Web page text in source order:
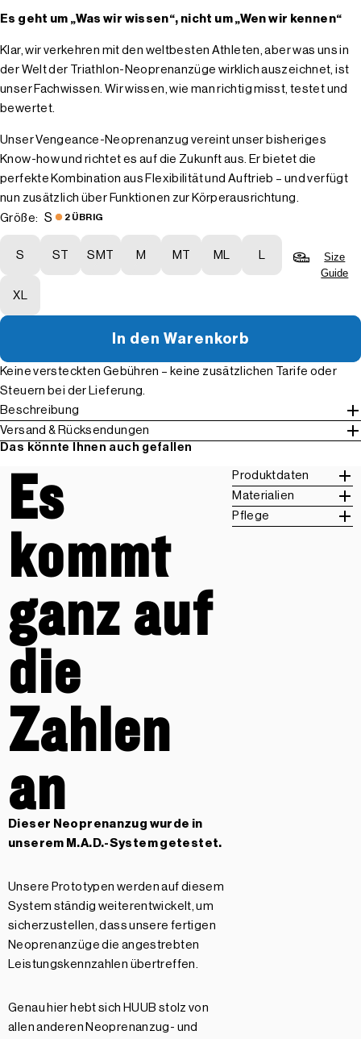
Es geht um „Was wir wissen“, nicht um „Wen wir kennen“
Klar, wir verkehren mit den weltbesten Athleten, aber was uns in
der Welt der Triathlon-Neoprenanzüge wirklich auszeichnet, ist
unser Fachwissen. Wir wissen, wie man richtig misst, testet und
bewertet.
Unser Vengeance-Neoprenanzug vereint unser bisheriges
Know-how und richtet es auf die Zukunft aus. Er bietet die
perfekte Kombination aus Flexibilität und Auftrieb – und verfügt
nun zusätzlich über Funktionen zur Körperausrichtung.
Größe:
S 2 ÜBRIG
S ST SMT M MT ML
XL
Size
Guide
In den Warenkorb
Keine versteckten Gebühren – keine zusätzlichen Tarife oder
Steuern bei der Lieferung.
Beschreibung
Versand & Rücksendungen
Das könnte Ihnen auch gefallen
Es
kommt
ganz auf
die
Zahlen
an
Dieser Neoprenanzug wurde in
unserem M.A.D.-System getestet.
Unsere Prototypen werden auf diesem
System ständig weiterentwickelt, um
sicherzustellen, dass unsere fertigen
Neoprenanzüge die angestrebten
Leistungskennzahlen übertreffen.
Genau hier hebt sich HUUB stolz von
allen anderen Neoprenanzug- und
Produktdaten
Materialien
Pflege